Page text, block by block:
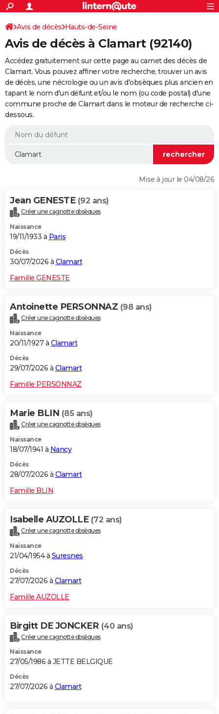
ACTUALITÉS
Politique
Société
Faits Divers
Education
Monde
Villes
+
SPORT
Coupe du monde 2026
Football
Tennis
Cyclisme
Rugby
Forum
Programme TV
TNT
Streaming
Cinéma
Sorties cinéma
Musique
+
FINANCE
Retraite
Epargne
Immobilier
Risques naturels par ville
Assurance
AUTO
Essais
Réserver un essai
Citadines
Berlines
SUV
Forum auto
+
HIGH-TECH
BRICOLAGE
WEEK-END
Alimentation
Guide de la santé
Maladies
Médicaments
Sommeil
VOYAGE
Destinations
City break
Voyage nature
Voyage de noces
Forum
Climat
+PHOTO
GUIDES D'ACHAT
Carte de Noël
Carte Bonne année
Carte Saint-Valentin
Carte Pâques
Carte d'anniversaire
DICTIONNAIRE
Dictionnaire
Biographies
Citations
Expressions
Proverbes
PROGRAMME TV
S'inscrire
Se connecter
Lycées
Collèges
Primaires
Universités
Entreprises
Service militaire
Avis de recherche
AVIS DE DÉCÈS
FORUM
Bricolage
Lifestyle
Culture
Television
Voyage
S'inscrire
Connexion
Avis de décès Hauts-de-Seine
Avis de décès à Clamart (92140)
Accédez gratuitement sur cette page au carnet des décès de
Clamart. Vous pouvez affiner votre recherche, trouver un avis
de décès, une nécrologie ou un avis d'obsèques plus ancien en
tapant le nom d'un défunt et/ou le nom (ou code postal) d'une
commune proche de Clamart dans le moteur de recherche ci-
dessous.
Mise à jour le 04/08/26
Jean GENESTE (92 ans)
Créer une cagnotte obsèques
Naissance
19/11/1933 à Paris
Décès
30/07/2026 à Clamart
Famille GENESTE
Antoinette PERSONNAZ (98 ans)
Créer une cagnotte obsèques
Naissance
20/11/1927 à Clamart
Décès
29/07/2026 à Clamart
Famille PERSONNAZ
Marie BLIN (85 ans)
Créer une cagnotte obsèques
Naissance
18/07/1941 à Nancy
Décès
28/07/2026 à Clamart
Famille BLIN
Isabelle AUZOLLE (72 ans)
Créer une cagnotte obsèques
Naissance
21/04/1954 à Suresnes
Décès
27/07/2026 à Clamart
Famille AUZOLLE
Birgitt DE JONCKER (40 ans)
Créer une cagnotte obsèques
Naissance
27/05/1986 à JETTE BELGIQUE
Décès
27/07/2026 à Clamart